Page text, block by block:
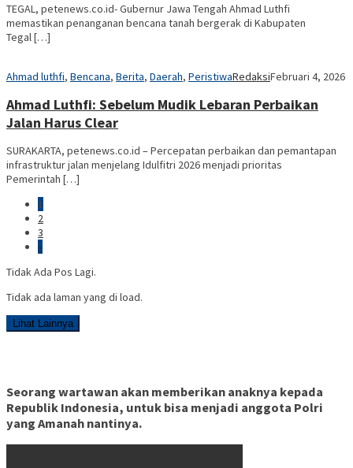
TEGAL, petenews.co.id- Gubernur Jawa Tengah Ahmad Luthfi
memastikan penanganan bencana tanah bergerak di Kabupaten
Tegal […]
Ahmad luthfi, Bencana, Berita, Daerah, PeristiwaRedaksiFebruari 4, 2026
Ahmad Luthfi: Sebelum Mudik Lebaran Perbaikan
Jalan Harus Clear
SURAKARTA, petenews.co.id – Percepatan perbaikan dan pemantapan
infrastruktur jalan menjelang Idulfitri 2026 menjadi prioritas
Pemerintah […]
1
2
3
»
Tidak Ada Pos Lagi.
Tidak ada laman yang di load.
Lihat Lainnya
Seorang wartawan akan memberikan anaknya kepada
Republik Indonesia, untuk bisa menjadi anggota Polri
yang Amanah nantinya.